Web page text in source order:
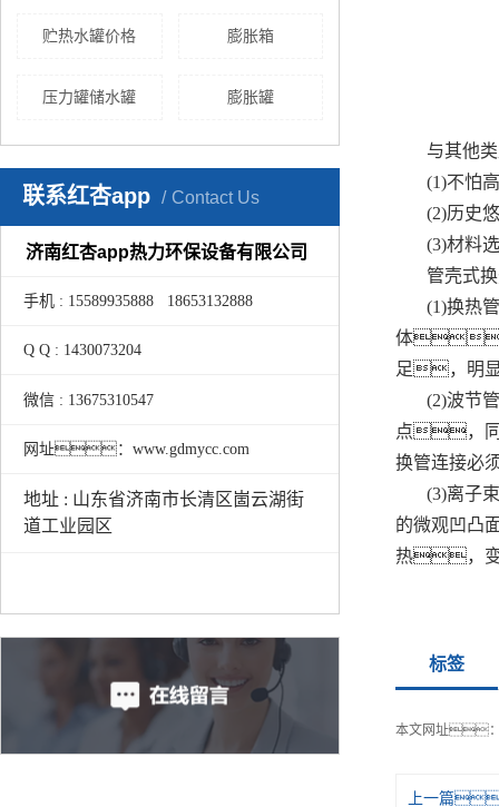
贮热水罐价格 膨胀箱
压力罐储水罐 膨胀罐
联系红杏app Contact Us
济南红杏app热力环保设备有限公司
手机 : 15589935888 18653132888
Q Q : 1430073204
微信 : 13675310547
网址：www.gdmycc.com
地址 : 山东省济南市长清区崮云湖街
道工业园区
与其他
(1)不怕
(2)历史
(3)材料
管壳式
(1)换热
体，
足，明
(2)波节
点，同
换管连接必
(3)离子
的微观凹
热，变
标签
本文网址
上一篇